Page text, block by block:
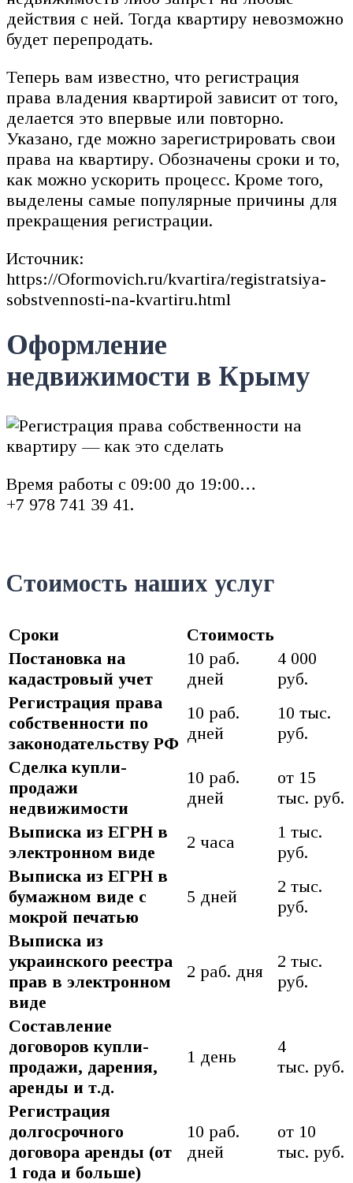
действия с ней. Тогда квартиру невозможно
будет перепродать.
Теперь вам известно, что регистрация
права владения квартирой зависит от того,
делается это впервые или повторно.
Указано, где можно зарегистрировать свои
права на квартиру. Обозначены сроки и то,
как можно ускорить процесс. Кроме того,
выделены самые популярные причины для
прекращения регистрации.
Источник:
https://Oformovich.ru/kvartira/registratsiya-
sobstvennosti-na-kvartiru.html
Оформление
недвижимости в Крыму
Время работы с 09:00 до 19:00…
+7 978 741 39 41.
Стоимость наших услуг
Сроки
Стоимость
Постановка на
кадастровый учет
10 раб.
дней
4 000
руб.
Регистрация права
собственности по
законодательству РФ
10 раб.
дней
10 тыс.
руб.
Сделка купли-
продажи
недвижимости
10 раб.
дней
от 15
тыс. руб.
Выписка из ЕГРН в
электронном виде
2 часа
1 тыс.
руб.
Выписка из ЕГРН в
бумажном виде с
мокрой печатью
5 дней
2 тыс.
руб.
Выписка из
украинского реестра
прав в электронном
виде
2 раб. дня
2 тыс.
руб.
Составление
договоров купли-
продажи, дарения,
аренды и т.д.
1 день
4
тыс. руб.
Регистрация
долгосрочного
договора аренды (от
1 года и больше)
10 раб.
дней
от 10
тыс. руб.